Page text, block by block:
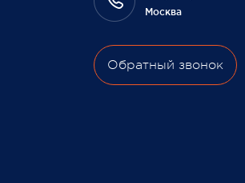
Москва
Обратный звонок